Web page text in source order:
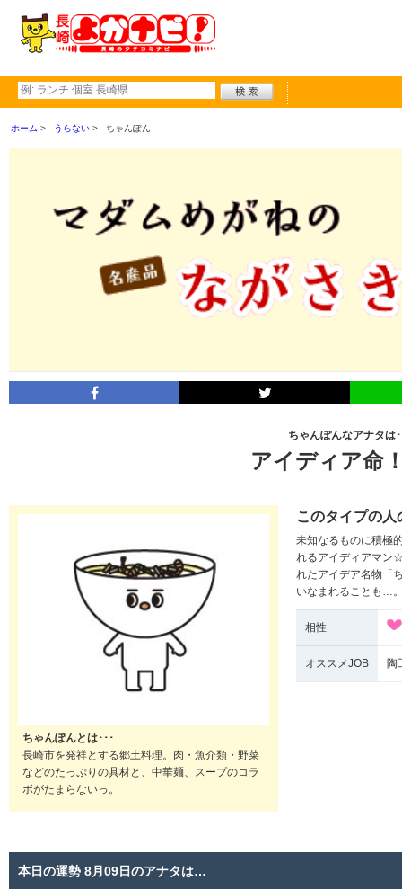
ホーム うらない ちゃんぽん
ちゃんぽんなアナタは
アイディア命
ちゃんぽんとは･･･
長崎市を発祥とする郷土料理。肉・魚介類・野菜
などのたっぷりの具材と、中華麺、スープのコラ
ボがたまらないっ。
このタイプの人
未知なるものに積極
れるアイディアマン
れたアイデア名物「
いなまれることも…
相性
オススメJOB 陶
本日の運勢 8月09日のアナタは…